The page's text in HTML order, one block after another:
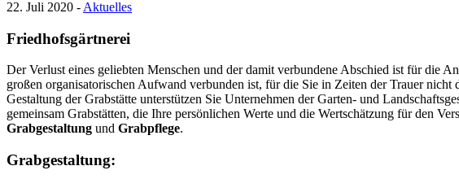
22. Juli 2020 - Aktuelles
Friedhofsgärtnerei
Der Verlust eines geliebten Menschen und der damit verbundene Abschied ist für die
großen organisatorischen Aufwand verbunden ist, für die Sie in Zeiten der Trauer
Gestaltung der Grabstätte unterstützen Sie Unternehmen der Garten- und
gemeinsam Grabstätten, die Ihre persönlichen Werte und die Wertschätzung für den
Grabgestaltung und Grabpflege.
Grabgestaltung: